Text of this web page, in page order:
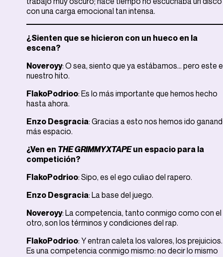
con una carga emocional tan intensa.
¿Sienten que se hicieron con un hueco en la
escena?
Noveroyy: O sea, siento que ya estábamos… pero este
nuestro hito.
FlakoPodrioo: Es lo más importante que hemos hecho
hasta ahora.
Enzo Desgracia: Gracias a esto nos hemos ido
más espacio.
¿Ven en THE GRIMMYXTAPEun espacio para la
competición?
FlakoPodrioo: Sipo, es el ego culiao del rapero.
Enzo Desgracia: La base del juego.
Noveroyy: La competencia, tanto conmigo como con el
otro, son los términos y condiciones del rap.
FlakoPodrioo: Y entran caleta los valores, los prejuicios.
Es una competencia conmigo mismo: no decir lo mismo